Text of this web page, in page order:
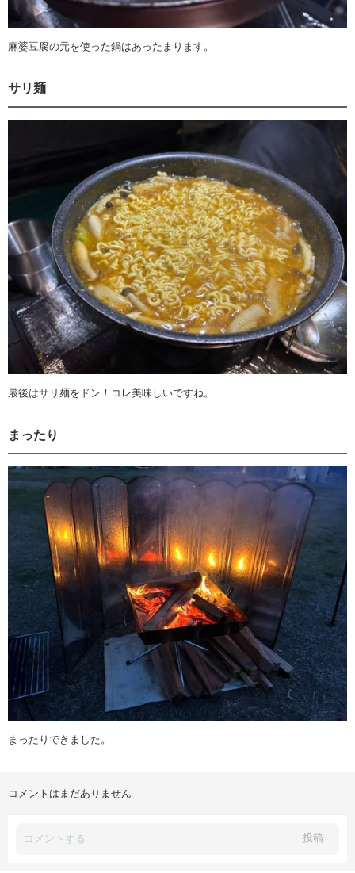
麻婆豆腐の元を使った鍋はあったまります。
サリ麺
最後はサリ麺をドン！コレ美味しいですね。
まったり
まったりできました。
コメントはまだありません
投稿